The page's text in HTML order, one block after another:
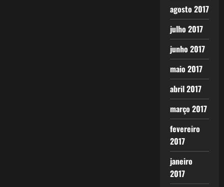
agosto 2017
julho 2017
junho 2017
maio 2017
abril 2017
março 2017
fevereiro
2017
janeiro
2017